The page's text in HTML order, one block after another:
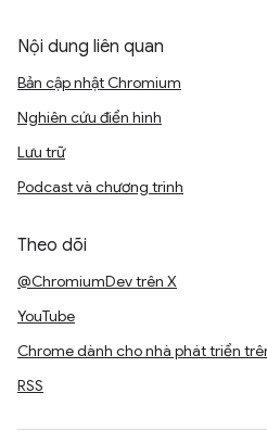
Nội dung liên quan
Bản cập nhật Chromium
Nghiên cứu điển hình
Lưu trữ
Podcast và chương trình
Theo dõi
@ChromiumDev trên X
YouTube
Chrome dành cho nhà phát triển
RSS